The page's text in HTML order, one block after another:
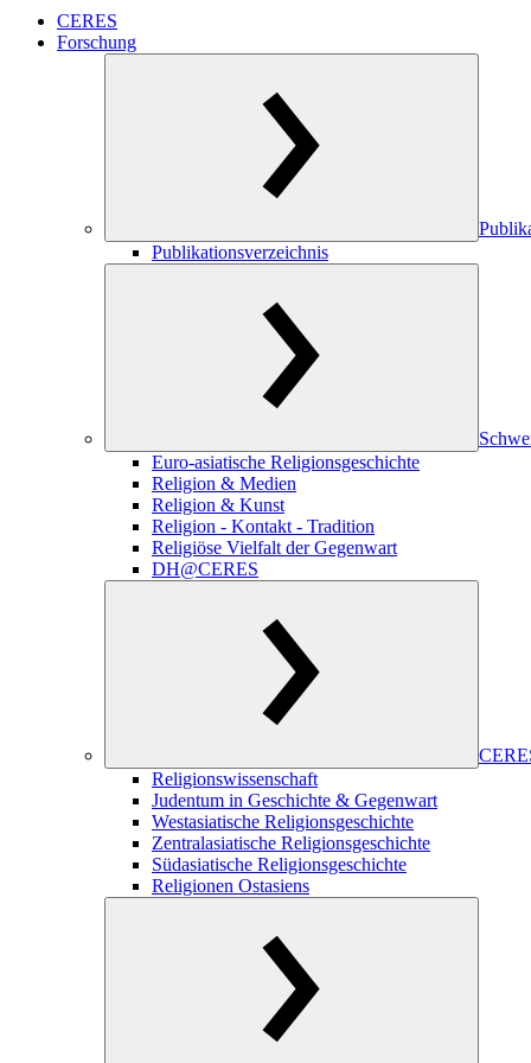
CERES
Forschung
Publikationsverzeichnis
Euro-asiatische Religionsgeschichte
Religion & Medien
Religion & Kunst
Religion - Kontakt - Tradition
Religiöse Vielfalt der Gegenwart
DH@CERES
Religionswissenschaft
Judentum in Geschichte & Gegenwart
Westasiatische Religionsgeschichte
Zentralasiatische Religionsgeschichte
Südasiatische Religionsgeschichte
Religionen Ostasiens